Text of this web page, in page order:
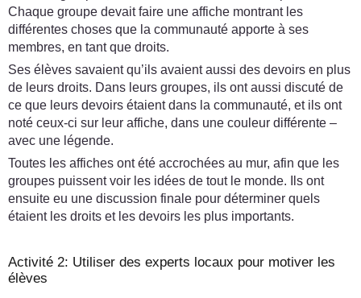
Chaque groupe devait faire une affiche montrant les
différentes choses que la communauté apporte à ses
membres, en tant que droits.
Ses élèves savaient qu’ils avaient aussi des devoirs en plus
de leurs droits. Dans leurs groupes, ils ont aussi discuté de
ce que leurs devoirs étaient dans la communauté, et ils ont
noté ceux-ci sur leur affiche, dans une couleur différente –
avec une légende.
Toutes les affiches ont été accrochées au mur, afin que les
groupes puissent voir les idées de tout le monde. Ils ont
ensuite eu une discussion finale pour déterminer quels
étaient les droits et les devoirs les plus importants.
Activité 2: Utiliser des experts locaux pour motiver les
élèves